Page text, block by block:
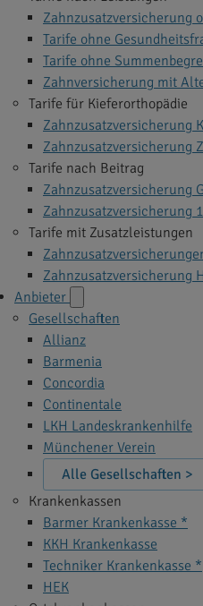
Zahnzusatzversicherung
Tarife ohne
Tarife ohne
Zahnversicherung mit
Tarife für Kieferorthopädie
Zahnzusatzversicherung
Zahnzusatzversicherung
Tarife nach Beitrag
Zahnzusatzversicherung
Zahnzusatzversicherung
Tarife mit Zusatzleistungen
Zahnzusatzversicherung
Anbieter
Gesellschaften
Allianz
Barmenia
Concordia
Continentale
LKH Landeskrankenhilfe
Münchener Verein
Alle Gesellschaften >
Krankenkassen
Barmer Krankenkasse *
KKH Krankenkasse
Techniker Krankenkasse *
HEK